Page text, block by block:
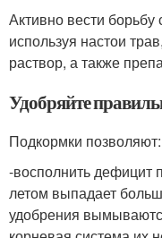
Активно вести борьбу
используя настои
раствор, а также
Удобряйте
Подкормки позволяют:
-восполнить дефицит
летом выпадает
удобрения